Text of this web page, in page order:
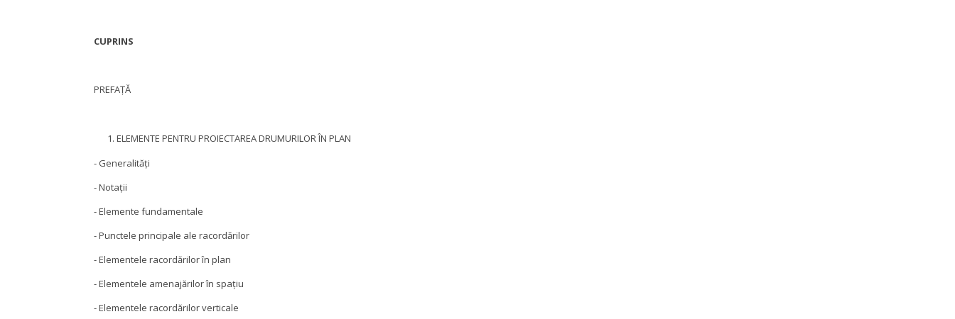
CUPRINS
PREFAŢĂ
ELEMENTE PENTRU PROIECTAREA DRUMURILOR ÎN PLAN
- Generalităţi
- Notaţii
- Elemente fundamentale
- Punctele principale ale racordărilor
- Elementele racordărilor în plan
- Elementele amenajărilor în spaţiu
- Elementele racordărilor verticale